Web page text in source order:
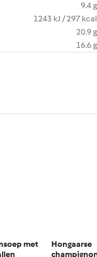
9.4 g
1243 kJ / 297 kcal
20.9 g
16.6 g
met
Hongaarse